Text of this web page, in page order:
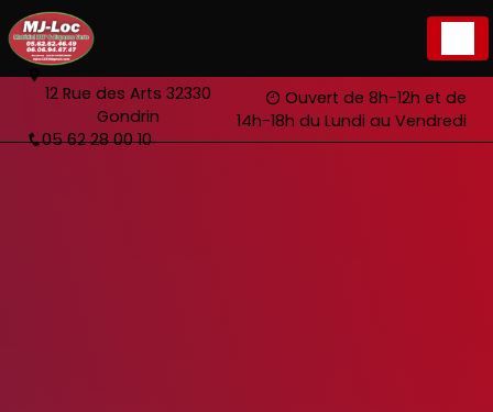
12 Rue des Arts 32330
Gondrin
05 62 28 00 10
Ouvert de 8h-12h et de
14h-18h du Lundi au Vendredi
Panneau de gestion des cookies